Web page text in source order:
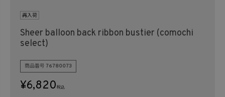
再入荷
Sheer balloon back ribbon bustier (comochi
select)
商品番号 76780073
¥6,820 税込